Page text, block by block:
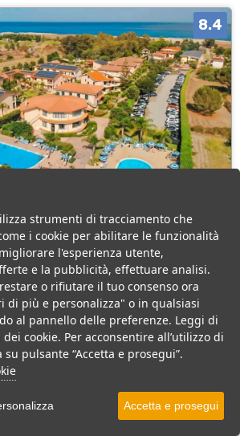
8.4
> Badolato Marina
adatto a famiglie con bambini
Hotel
VEDI SU MAPPA
INFO STRUTTURA
strumenti di tracciamento che
i cookie per abilitare le funzionalità
l'esperienza utente,
e la pubblicità, effettuare analisi.
o rifiutare il tuo consenso ora
di più e personalizza" o in qualsiasi
al pannello delle preferenze. Leggi di
cookie. Per acconsentire all’utilizzo di
pulsante “Accetta e prosegui”.
Accetta e prosegui